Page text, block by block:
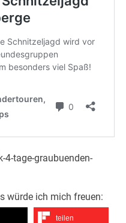
tage-graubuenden-
würde ich mich freuen:
teilen